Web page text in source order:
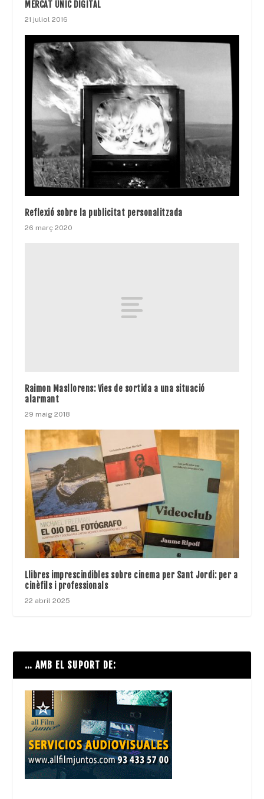
MERCAT ÚNIC DIGITAL
21 juliol 2016
Reflexió sobre la publicitat personalitzada
26 març 2020
Raimon Masllorens: Vies de sortida a una situació
alarmant
29 maig 2018
Llibres imprescindibles sobre cinema per Sant Jordi: per a
cinèfils i professionals
22 abril 2025
… AMB EL SUPORT DE: